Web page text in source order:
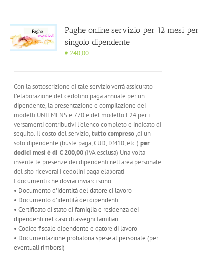
Paghe online servizio per 12 mesi per
singolo dipendente
€ 240,00
Con la sottoscrizione di tale servizio verrà assicurato
l'elaborazione del cedolino paga annuale per un
dipendente, la presentazione e compilazione dei
modelli UNIEMENS e 770 e del modello F24 per i
versamenti contributivi l'elenco completo e indicato di
seguito. Il costo del servizio, tutto compreso,di un
solo dipendente (buste paga, CUD, DM10, etc.)per
dodici mesi è di € 200,00(IVA esclusa) Una volta
inserite le presenze dei dipendenti nell'area personale
del sito riceverai i cedolini paga elaborati
I documenti che dovrai inviarci sono:
• Documento d'identità del datore di lavoro
• Documento d'identità dei dipendenti
• Certificato di stato di famiglia e residenza dei
dipendenti nel caso di assegni familiari
• Codice fiscale dipendente e datore di lavoro
• Documentazione probatoria spese al personale (per
eventuali rimborsi)